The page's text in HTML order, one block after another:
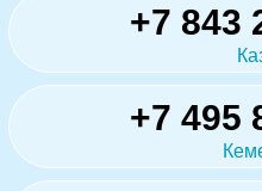
+7 843
+7 495